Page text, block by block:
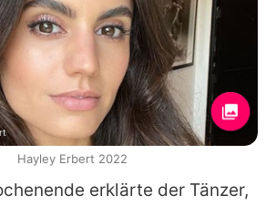
erklärte der Tänzer,
Hayley Erbert 2022